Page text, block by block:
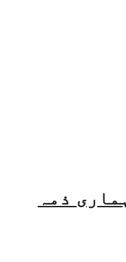
ذمہ